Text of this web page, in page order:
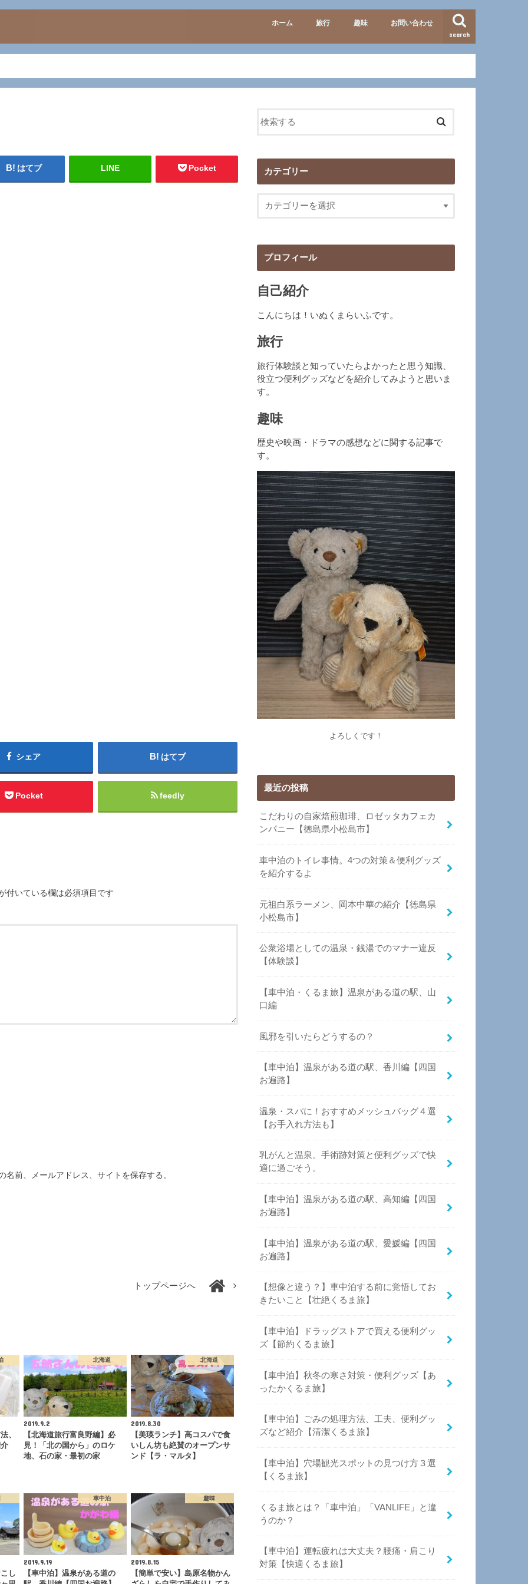
search
ホーム 旅行
準備・便利グッズ
テーマパーク
北海道
九州
イタリア
趣味
歴史
映画･ドラマ
お問い合わせ
はてブ LINE Pocket
シェア はてブ
Pocket feedly
付いている欄は必須項目です
前、メールアドレス、サイトを保存する。
トップページへ
、
北海道
2019.9.2
【北海道旅行富良野編】必
見！「北の国から」のロケ
地、石の家・最初の家
北海道
2019.8.30
【美瑛ランチ】高コスパで食
いしん坊も絶賛のオープンサ
ンド【ラ・マルタ】
し
車中泊
2019.9.19
【車中泊】温泉がある道の
趣味
2019.8.15
【簡単で安い】島原名物かん
カテゴリー
プロフィール
自己紹介
こんにちは！いぬくまらいふです。
旅行
旅行体験談と知っていたらよかったと思う知識、
役立つ便利グッズなどを紹介してみようと思いま
す。
趣味
歴史や映画・ドラマの感想などに関する記事で
す。
よろしくです！
最近の投稿
こだわりの自家焙煎珈琲、ロゼッタカフェカ
ンパニー【徳島県小松島市】
車中泊のトイレ事情。4つの対策＆便利グッズ
を紹介するよ
元祖白系ラーメン、岡本中華の紹介【徳島県
小松島市】
公衆浴場としての温泉・銭湯でのマナー違反
【体験談】
【車中泊・くるま旅】温泉がある道の駅、山
口編
風邪を引いたらどうするの？
【車中泊】温泉がある道の駅、香川編【四国
お遍路】
温泉・スパに！おすすめメッシュバッグ４選
【お手入れ方法も】
乳がんと温泉。手術跡対策と便利グッズで快
適に過ごそう。
【車中泊】温泉がある道の駅、高知編【四国
お遍路】
【車中泊】温泉がある道の駅、愛媛編【四国
お遍路】
【想像と違う？】車中泊する前に覚悟してお
きたいこと【壮絶くるま旅】
【車中泊】ドラッグストアで買える便利グッ
ズ【節約くるま旅】
【車中泊】秋冬の寒さ対策・便利グッズ【あ
ったかくるま旅】
【車中泊】ごみの処理方法、工夫、便利グッ
ズなど紹介【清潔くるま旅】
【車中泊】穴場観光スポットの見つけ方３選
【くるま旅】
くるま旅とは？「車中泊」「VANLIFE」と違
うのか？
【車中泊】運転疲れは大丈夫？腰痛・肩こり
対策【快適くるま旅】